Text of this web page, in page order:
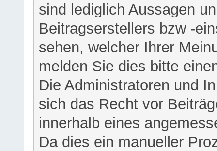
sind lediglich Aussagen
Beitragserstellers bzw -
sehen, welcher Ihrer
melden Sie dies bitte
Die Administratoren und
sich das Recht vor
innerhalb eines
Da dies ein manueller